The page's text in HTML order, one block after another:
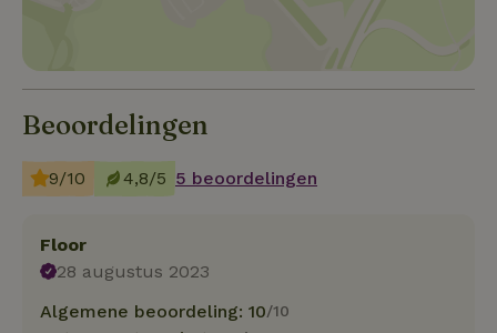
Beoordelingen
9/10 4,8/5 5 beoordelingen
Floor
28 augustus 2023
Algemene beoordeling: 10/10